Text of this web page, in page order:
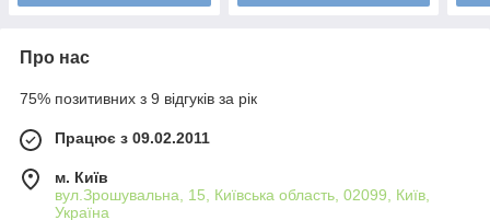
Про нас
75% позитивних з 9 відгуків за рік
Працює з 09.02.2011
м. Київ
вул.Зрошувальна, 15, Київська область, 02099, Київ,
Україна